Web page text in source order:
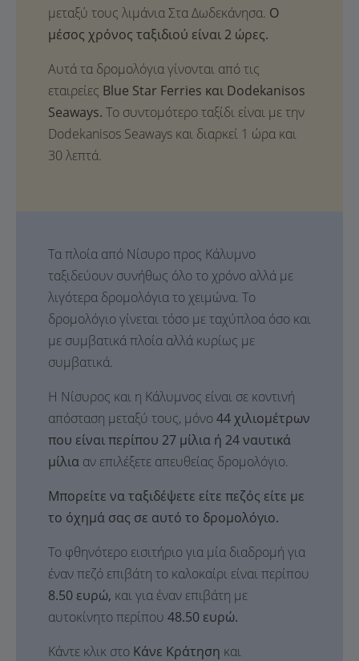
Ο
μέσος χρόνος ταξιδιού είναι 2 ώρες.
Αυτά τα δρομολόγια γίνονται από τις
εταιρείες Blue Star Ferries και Dodekanisos
Seaways. Το συντομότερο ταξίδι είναι με την
Dodekanisos Seaways και διαρκεί 1 ώρα και
30 λεπτά.
Τα πλοία από Νίσυρο προς Κάλυμνο
ταξιδεύουν συνήθως όλο το χρόνο αλλά με
λιγότερα δρομολόγια το χειμώνα. Το
δρομολόγιο γίνεται τόσο με ταχύπλοα όσο και
με συμβατικά πλοία αλλά κυρίως με
συμβατικά.
Η Νίσυρος και η Κάλυμνος είναι σε κοντινή
απόσταση μεταξύ τους, μόνο44 χιλιομέτρων
που είναι περίπου 27 μίλια ή 24 ναυτικά
μίλια αν επιλέξετε απευθείας δρομολόγιο.
Μπορείτε να ταξιδέψετε είτε πεζός είτε με
το όχημά σας σε αυτό το δρομολόγιο.
Το φθηνότερο εισιτήριο για μία διαδρομή για
έναν πεζό επιβάτη το καλοκαίρι είναι περίπου
8.50 ευρώ, και για έναν επιβάτη με
αυτοκίνητο περίπου 48.50 ευρώ.
Κάντε κλικ στο Κάνε Κράτηση και